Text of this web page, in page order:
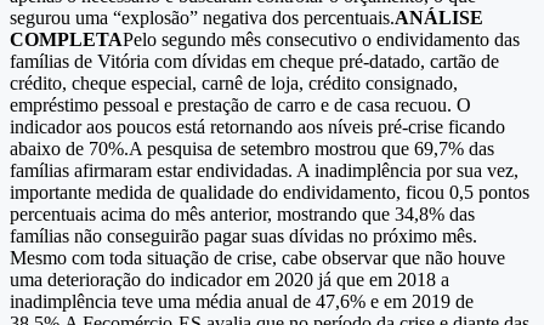
segurou uma “explosão” negativa dos percentuais.ANÁLISE
COMPLETAPelo segundo mês consecutivo o endividamento das
famílias de Vitória com dívidas em cheque pré-datado, cartão de
crédito, cheque especial, carnê de loja, crédito consignado,
empréstimo pessoal e prestação de carro e de casa recuou. O
indicador aos poucos está retornando aos níveis pré-crise ficando
abaixo de 70%.A pesquisa de setembro mostrou que 69,7% das
famílias afirmaram estar endividadas. A inadimplência por sua vez,
importante medida de qualidade do endividamento, ficou 0,5 pontos
percentuais acima do mês anterior, mostrando que 34,8% das
famílias não conseguirão pagar suas dívidas no próximo mês.
Mesmo com toda situação de crise, cabe observar que não houve
uma deterioração do indicador em 2020 já que em 2018 a
inadimplência teve uma média anual de 47,6% e em 2019 de